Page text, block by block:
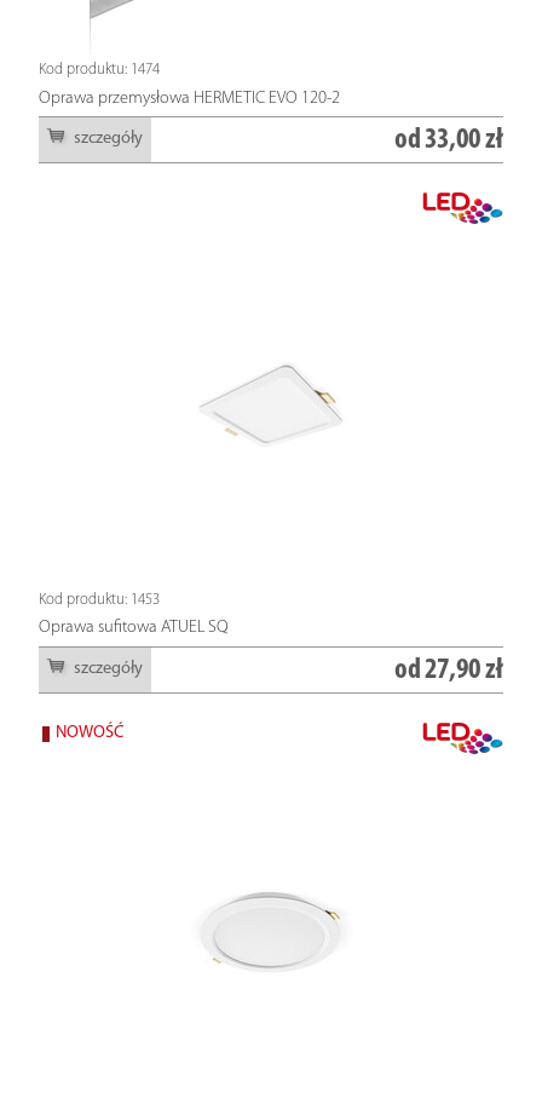
Kod produktu: 1474
Oprawa przemysłowa HERMETIC EVO 120-2
szczegóły od33,00 zł
Kod produktu: 1453
Oprawa sufitowa ATUEL SQ
szczegóły od 27,90 zł
NOWOŚĆ